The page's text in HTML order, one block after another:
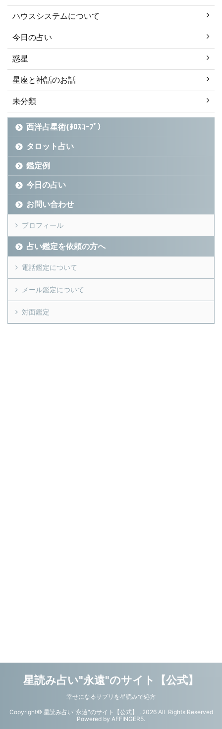
ハウスシステムについて
今日の占い
惑星
星座と神話のお話
未分類
西洋占星術(ﾎﾛｽｺｰﾌﾟ）
タロット占い
鑑定例
今日の占い
お問い合わせ
プロフィール
占い鑑定を依頼の方へ
電話鑑定について
メール鑑定について
対面鑑定
星読み占い"永遠"のサイト【公式】
幸せになるサプリを星読みで処方
Copyright© 星読み占い"永遠"のサイト【公式】 , 2026 All Rights Reserved
Powered by AFFINGER5.